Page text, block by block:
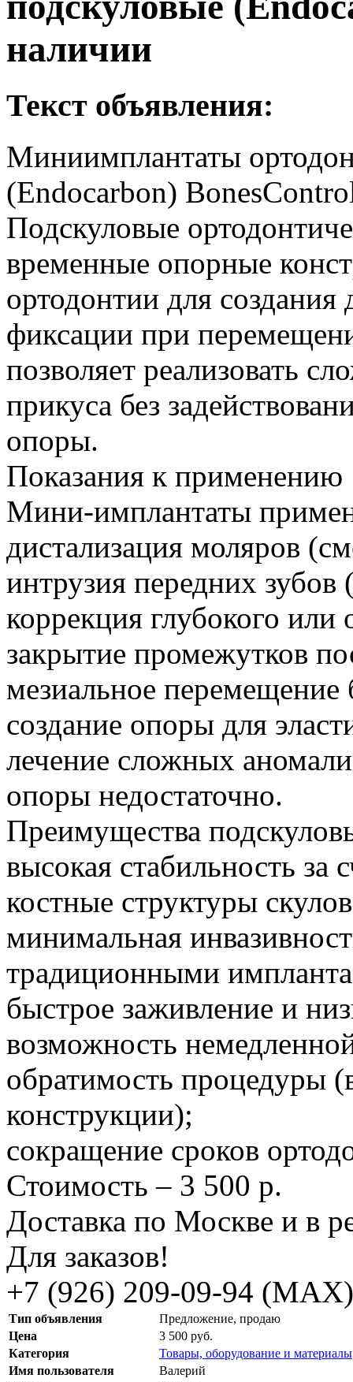
наличии
Текст объявления:
Миниимплантаты
(Endocarbon)
Подскуловые
временные опорные
ортодонтии для
фиксации при
позволяет реализовать
прикуса без
опоры.
Показания к применению
Мини‑имплантаты
дистализация моляров
интрузия передних
коррекция глубокого или
закрытие промежутков
мезиальное перемещение
создание опоры для
лечение сложных
опоры недостаточно.
Преимущества
высокая стабильность за
костные структуры
минимальная
традиционными
быстрое заживление и
возможность
обратимость процедуры
конструкции);
сокращение сроков
Стоимость – 3 500 р.
Доставка по Москве и в
Для заказов!
+7 (926) 209-09-94 (МАХ)
Тип объявления
Предложение, продаю
Цена
3 500 руб.
Категория
Товары, оборудование и материалы
Имя пользователя
Валерий